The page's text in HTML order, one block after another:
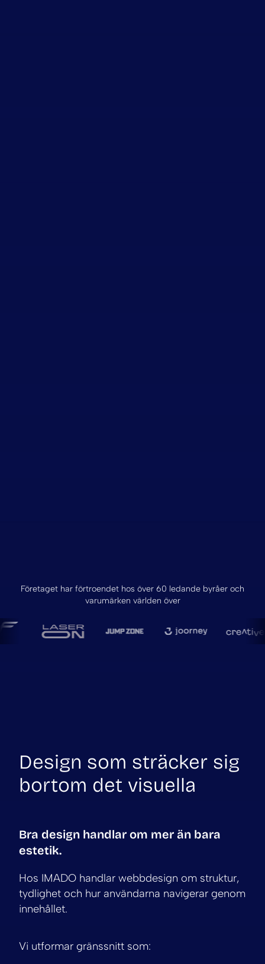
Företaget har förtroendet hos över 60 ledande byråer och
varumärken världen över
Design som sträcker sig
bortom det visuella
Bra design handlar om mer än bara
estetik.
Hos IMADO handlar webbdesign om struktur,
tydlighet och hur användarna navigerar genom
innehållet.
Vi utformar gränssnitt som: